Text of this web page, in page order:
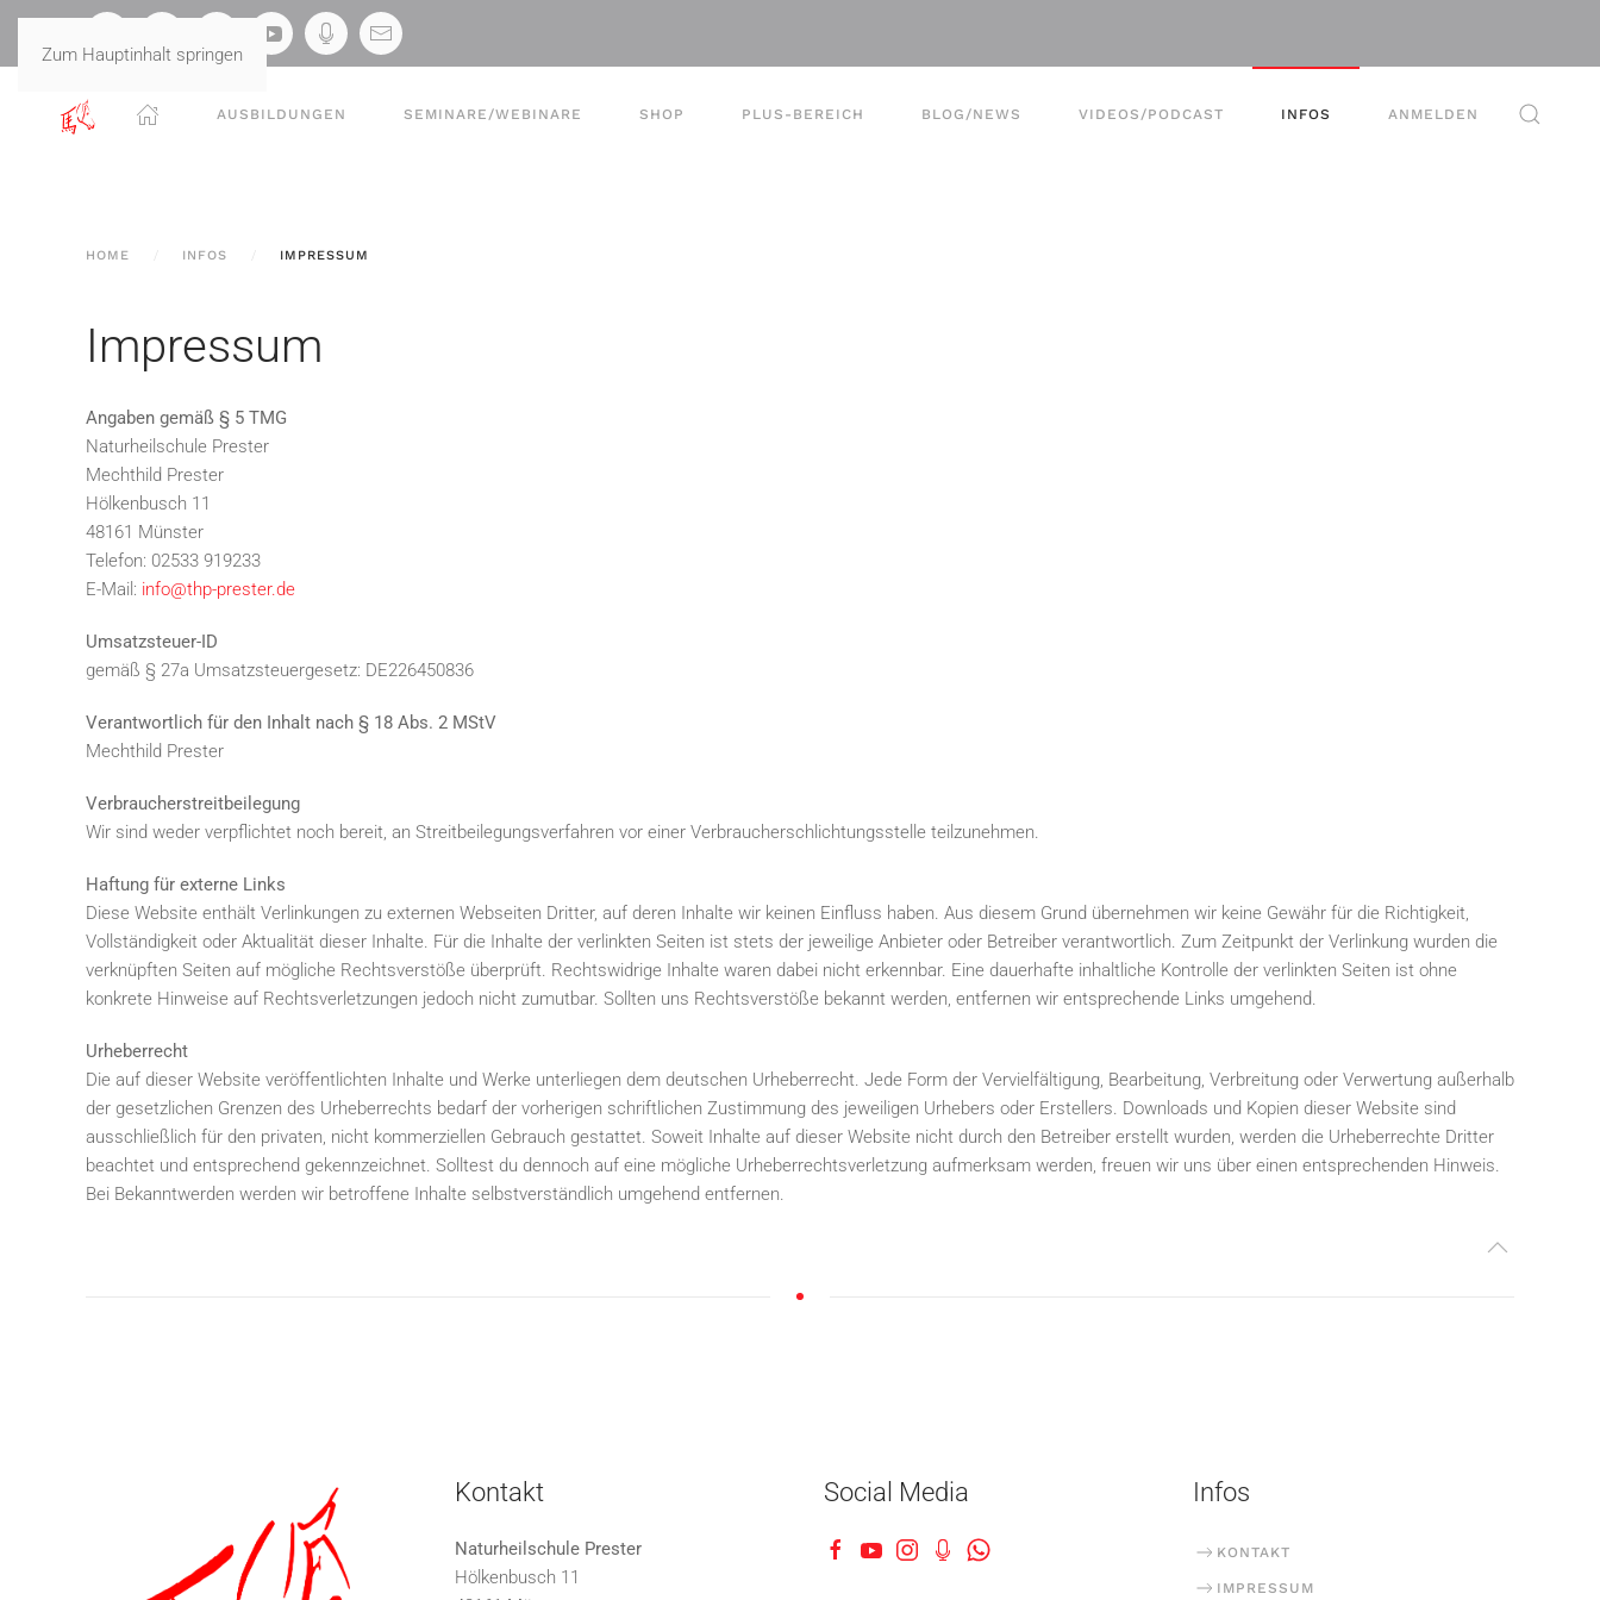
Zum Hauptinhalt springen
AUSBILDUNGEN SEMINARE/WEBINARE SHOP PLUS-BEREICH BLOG/NEWS VIDEOS/PODCAST INFOS ANMELDEN
HOME INFOS IMPRESSUM
Impressum
Angaben gemäß § 5 TMG
Naturheilschule Prester
Mechthild Prester
Hölkenbusch 11
48161 Münster
Telefon: 02533 919233
E-Mail: info@thp-prester.de
Umsatzsteuer-ID
gemäß § 27a Umsatzsteuergesetz: DE226450836
Verantwortlich für den Inhalt nach § 18 Abs. 2 MStV
Mechthild Prester
Verbraucherstreitbeilegung
Wir sind weder verpflichtet noch bereit, an Streitbeilegungsverfahren vor einer Verbraucherschlichtungsstelle teilzunehmen.
Haftung für externe Links
Diese Website enthält Verlinkungen zu externen Webseiten Dritter, auf deren Inhalte wir keinen Einfluss haben. Aus diesem Grund übernehmen wir keine Gewähr für die Richtigkeit,
Vollständigkeit oder Aktualität dieser Inhalte. Für die Inhalte der verlinkten Seiten ist stets der jeweilige Anbieter oder Betreiber verantwortlich. Zum Zeitpunkt der Verlinkung wurden die
verknüpften Seiten auf mögliche Rechtsverstöße überprüft. Rechtswidrige Inhalte waren dabei nicht erkennbar. Eine dauerhafte inhaltliche Kontrolle der verlinkten Seiten ist ohne
konkrete Hinweise auf Rechtsverletzungen jedoch nicht zumutbar. Sollten uns Rechtsverstöße bekannt werden, entfernen wir entsprechende Links umgehend.
Urheberrecht
Die auf dieser Website veröffentlichten Inhalte und Werke unterliegen dem deutschen Urheberrecht. Jede Form der Vervielfältigung, Bearbeitung, Verbreitung oder Verwertung außerhalb
der gesetzlichen Grenzen des Urheberrechts bedarf der vorherigen schriftlichen Zustimmung des jeweiligen Urhebers oder Erstellers. Downloads und Kopien dieser Website sind
ausschließlich für den privaten, nicht kommerziellen Gebrauch gestattet. Soweit Inhalte auf dieser Website nicht durch den Betreiber erstellt wurden, werden die Urheberrechte Dritter
beachtet und entsprechend gekennzeichnet. Solltest du dennoch auf eine mögliche Urheberrechtsverletzung aufmerksam werden, freuen wir uns über einen entsprechenden Hinweis.
Bei Bekanntwerden werden wir betroffene Inhalte selbstverständlich umgehend entfernen.
Kontakt
Naturheilschule Prester
Hölkenbusch 11
Social Media Infos
KONTAKT
IMPRESSUM